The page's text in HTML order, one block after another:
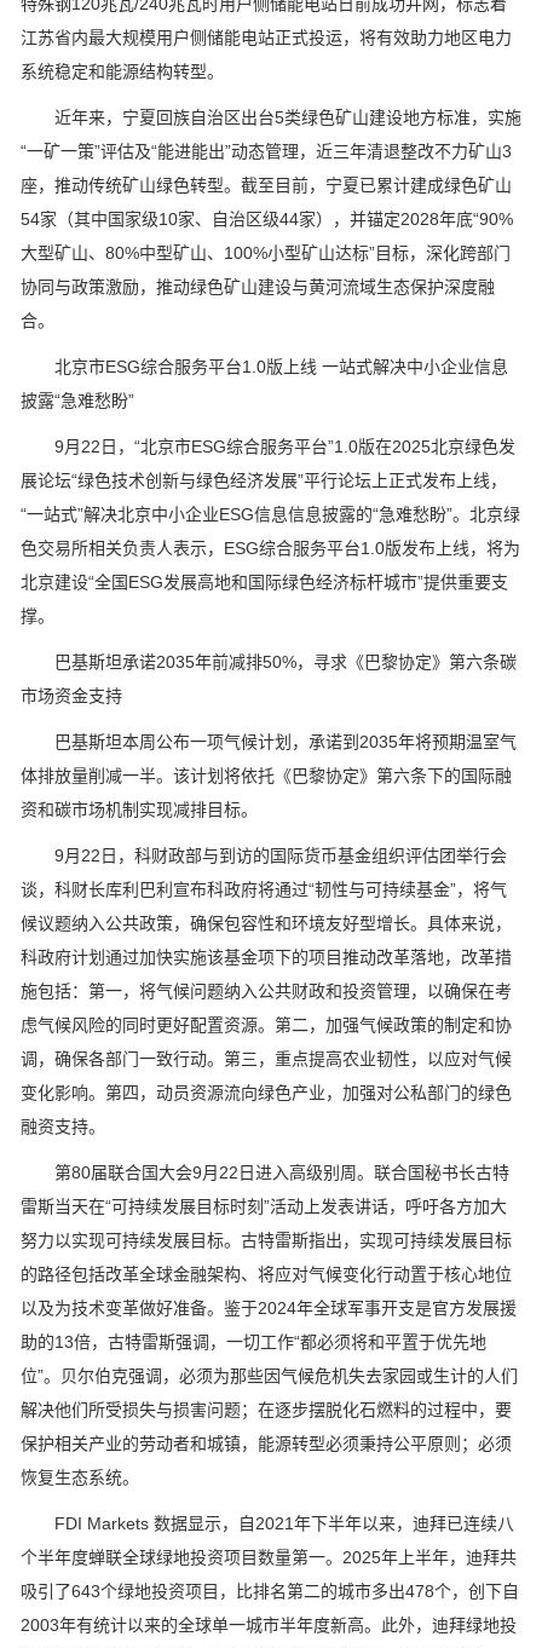
特殊钢120兆瓦/240兆瓦时用户侧储能电站日前成功并网，标志着
江苏省内最大规模用户侧储能电站正式投运，将有效助力地区电力
系统稳定和能源结构转型。
近年来，宁夏回族自治区出台5类绿色矿山建设地方标准，实施
“一矿一策”评估及“能进能出”动态管理，近三年清退整改不力矿山3
座，推动传统矿山绿色转型。截至目前，宁夏已累计建成绿色矿山
54家（其中国家级10家、自治区级44家），并锚定2028年底“90%
大型矿山、80%中型矿山、100%小型矿山达标”目标，深化跨部门
协同与政策激励，推动绿色矿山建设与黄河流域生态保护深度融
合。
北京市ESG综合服务平台1.0版上线 一站式解决中小企业信息
披露“急难愁盼”
9月22日，“北京市ESG综合服务平台”1.0版在2025北京绿色发
展论坛“绿色技术创新与绿色经济发展”平行论坛上正式发布上线，
“一站式”解决北京中小企业ESG信息信息披露的“急难愁盼”。北京绿
色交易所相关负责人表示，ESG综合服务平台1.0版发布上线，将为
北京建设“全国ESG发展高地和国际绿色经济标杆城市”提供重要支
撑。
巴基斯坦承诺2035年前减排50%，寻求《巴黎协定》第六条碳
市场资金支持
巴基斯坦本周公布一项气候计划，承诺到2035年将预期温室气
体排放量削减一半。该计划将依托《巴黎协定》第六条下的国际融
资和碳市场机制实现减排目标。
9月22日，科财政部与到访的国际货币基金组织评估团举行会
谈，科财长库利巴利宣布科政府将通过“韧性与可持续基金”，将气
候议题纳入公共政策，确保包容性和环境友好型增长。具体来说，
科政府计划通过加快实施该基金项下的项目推动改革落地，改革措
施包括：第一，将气候问题纳入公共财政和投资管理，以确保在考
虑气候风险的同时更好配置资源。第二，加强气候政策的制定和协
调，确保各部门一致行动。第三，重点提高农业韧性，以应对气候
变化影响。第四，动员资源流向绿色产业，加强对公私部门的绿色
融资支持。
第80届联合国大会9月22日进入高级别周。联合国秘书长古特
雷斯当天在“可持续发展目标时刻”活动上发表讲话，呼吁各方加大
努力以实现可持续发展目标。古特雷斯指出，实现可持续发展目标
的路径包括改革全球金融架构、将应对气候变化行动置于核心地位
以及为技术变革做好准备。鉴于2024年全球军事开支是官方发展援
助的13倍，古特雷斯强调，一切工作“都必须将和平置于优先地
位”。贝尔伯克强调，必须为那些因气候危机失去家园或生计的人们
解决他们所受损失与损害问题；在逐步摆脱化石燃料的过程中，要
保护相关产业的劳动者和城镇，能源转型必须秉持公平原则；必须
恢复生态系统。
FDI Markets 数据显示，自2021年下半年以来，迪拜已连续八
个半年度蝉联全球绿地投资项目数量第一。2025年上半年，迪拜共
吸引了643个绿地投资项目，比排名第二的城市多出478个，创下自
2003年有统计以来的全球单一城市半年度新高。此外，迪拜绿地投